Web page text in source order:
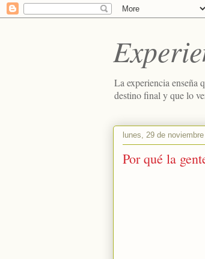
La experiencia enseña
destino final y que lo
lunes, 29 de
Por qué la